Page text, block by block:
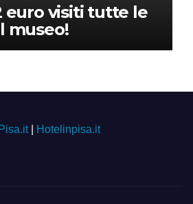
euro visiti tutte le
museo!
| Hotelinpisa.it